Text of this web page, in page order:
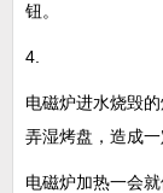
钮。
4.
电磁炉进水烧毁
弄湿烤盘，造成一
电磁炉加热一会